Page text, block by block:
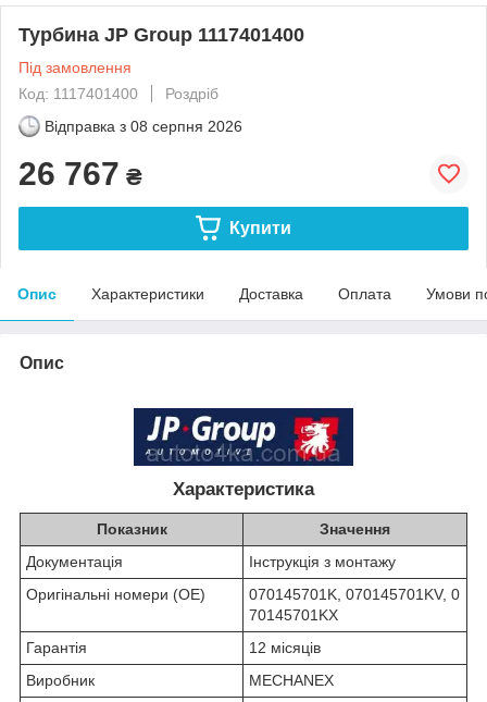
Турбина JP Group 1117401400
Під замовлення
Код: 1117401400
Роздріб
Відправка з 08 серпня 2026
26 767 ₴
Купити
Опис Характеристики Доставка Оплата Умови
Опис
Характеристика
Показник
Значення
Документація
Інструкція з монтажу
Оригінальні номери (OE)
070145701K, 070145701KV, 0
70145701KX
Гарантія
12 місяців
Виробник
MECHANEX